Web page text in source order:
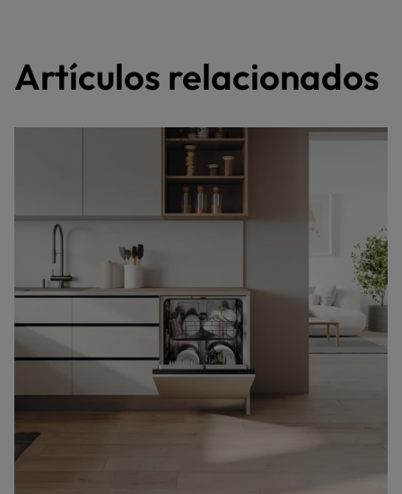
Artículos relacionados